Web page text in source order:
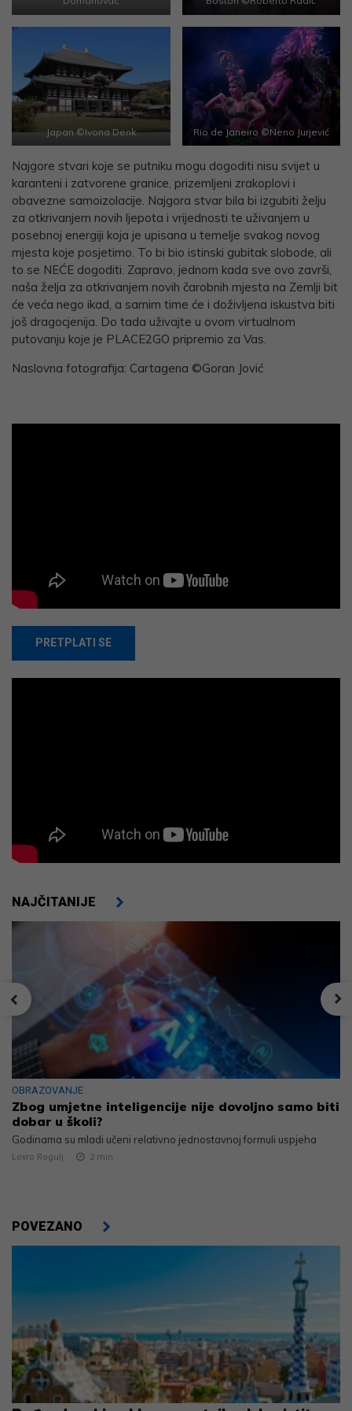
Japan ©Ivona Denk Rio de Janeiro ©Neno Jurjević
Najgore stvari koje se putniku mogu dogoditi nisu svijet u
karanteni i zatvorene granice, prizemljeni zrakoplovi i
obavezne samoizolacije. Najgora stvar bila bi izgubiti želju
za otkrivanjem novih ljepota i vrijednosti te uživanjem u
posebnoj energiji koja je upisana u temelje svakog novog
mjesta koje posjetimo. To bi bio istinski gubitak slobode, ali
to se NEĆE dogoditi. Zapravo, jednom kada sve ovo završi,
naša želja za otkrivanjem novih čarobnih mjesta na Zemlji bit
će veća nego ikad, a samim time će i doživljena iskustva biti
još dragocjenija. Do tada uživajte u ovom virtualnom
putovanju koje je PLACE2GO pripremio za Vas.
Naslovna fotografija: Cartagena ©Goran Jović
PRETPLATI SE
NAJČITANIJE
OBRAZOVANJE
Zbog umjetne inteligencije nije dovoljno samo biti
dobar u školi?
Godinama su mladi učeni relativno jednostavnoj formuli uspjeha
Lovro Rogulj 2 min
POVEZANO